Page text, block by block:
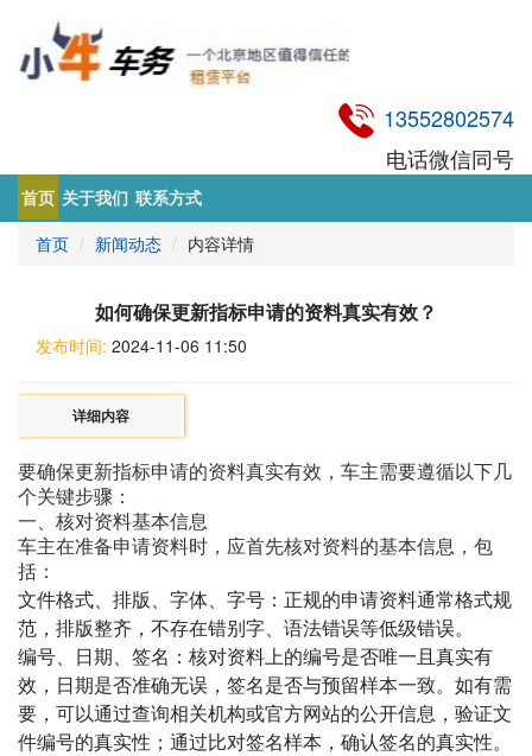
13552802574
电话微信同号
首页 关于我们 联系方式
首页
新闻动态 内容详情
如何确保更新指标申请的资料真实有效？
发布时间: 2024-11-06 11:50
详细内容
要确保更新指标申请的资料真实有效，车主需要遵循以下几
个关键步骤：
一、核对资料基本信息
车主在准备申请资料时，应首先核对资料的基本信息，包
括：
文件格式、排版、字体、字号 ‌：正规的申请资料通常格式规
范，排版整齐，不存在错别字、语法错误等低级错误。
编号、日期、签名 ‌：核对资料上的编号是否唯一且真实有
效，日期是否准确无误，签名是否与预留样本一致。如有需
要，可以通过查询相关机构或官方网站的公开信息，验证文
件编号的真实性；通过比对签名样本，确认签名的真实性。